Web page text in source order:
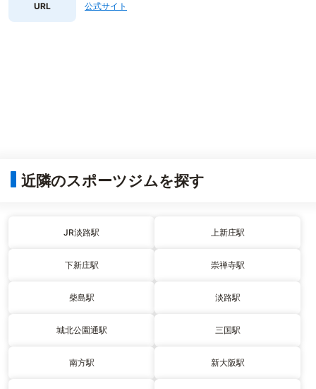
URL 公式サイト
近隣のスポーツジムを探す
JR淡路駅 上新庄駅
下新庄駅 崇禅寺駅
柴島駅 淡路駅
城北公園通駅 三国駅
南方駅 新大阪駅